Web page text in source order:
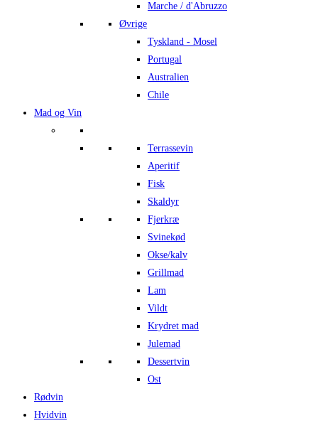
Marche / d'Abruzzo
Øvrige
Tyskland - Mosel
Portugal
Australien
Chile
Mad og Vin
Terrassevin
Aperitif
Fisk
Skaldyr
Fjerkræ
Svinekød
Okse/kalv
Grillmad
Lam
Vildt
Krydret mad
Julemad
Dessertvin
Ost
Rødvin
Hvidvin